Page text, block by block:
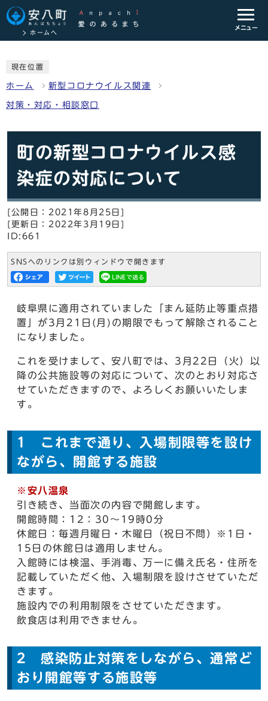
ホームへ
メニュー
現在位置
ホーム 新型コロナウイルス関連
対策・対応・相談窓口
町の新型コロナウイルス感
染症の対応について
[公開日：2021年8月25日]
[更新日：2022年3月19日]
ID:661
SNSへのリンクは別ウィンドウで開きます
岐阜県に適用されていました「まん延防止等重点措
置」が3月21日(月)の期限でもって解除されること
になりました。
これを受けまして、安八町では、3月22日（火）以
降の公共施設等の対応について、次のとおり対応さ
せていただきますので、よろしくお願いいたしま
す。
1 これまで通り、入場制限等を設け
ながら、開館する施設
※安八温泉
引き続き、当面次の内容で開館します。
開館時間：12：30～19時0分
休館日：毎週月曜日・木曜日（祝日不問）※1日・
15日の休館日は適用しません。
入館時には検温、手消毒、万一に備え氏名・住所を
記載していただく他、入場制限を設けさせていただ
きます。
施設内での利用制限をさせていただきます。
飲食店は利用できません。
2 感染防止対策をしながら、通常ど
おり開館等する施設等